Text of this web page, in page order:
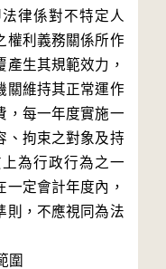
律係對不特定人
權利義務關係所作
生其規範效力，
關維持其正常運作
，每一年度實施一
、拘束之對象及持
為行政行為之一
定會計年度內，
則，不應視同為法
圍